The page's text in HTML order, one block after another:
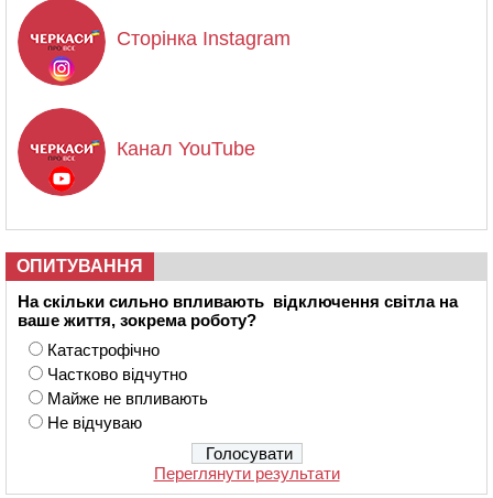
Сторінка Instagram
Канал YouTube
ОПИТУВАННЯ
На скільки сильно впливають відключення світла на
ваше життя, зокрема роботу?
Катастрофічно
Частково відчутно
Майже не впливають
Не відчуваю
Переглянути результати